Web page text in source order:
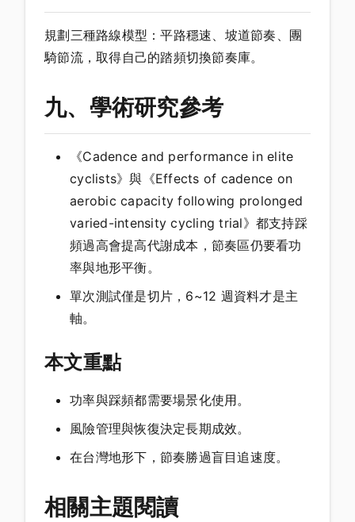
規劃三種路線模型：平路穩速、坡道節奏、團
騎節流，取得自己的踏頻切換節奏庫。
九、學術研究參考
《Cadence and performance in elite
cyclists》與《Effects of cadence on
aerobic capacity following prolonged
varied-intensity cycling trial》都支持踩
頻過高會提高代謝成本，節奏區仍要看功
率與地形平衡。
單次測試僅是切片，6~12 週資料才是主
軸。
本文重點
功率與踩頻都需要場景化使用。
風險管理與恢復決定長期成效。
在台灣地形下，節奏勝過盲目追速度。
相關主題閱讀